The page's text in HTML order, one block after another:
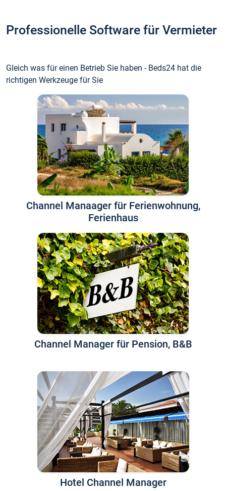
Professionelle Software für Vermieter
Gleich was für einen Betrieb Sie haben - Beds24 hat die
richtigen Werkzeuge für Sie
Channel Manaager für Ferienwohnung,
Ferienhaus
Channel Manager für Pension, B&B
Hotel Channel Manager